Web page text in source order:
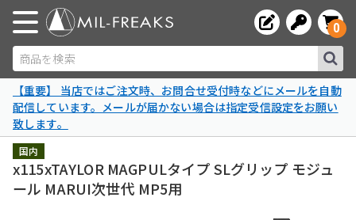
商品を検索
0
【重要】 当店ではご注文時、お問合せ受付時などにメールを自動
配信しています。メールが届かない場合は指定受信設定をお願い
致します。
国内
x115xTAYLOR MAGPULタイプ SLグリップ モジュ
ール MARUI次世代 MP5用